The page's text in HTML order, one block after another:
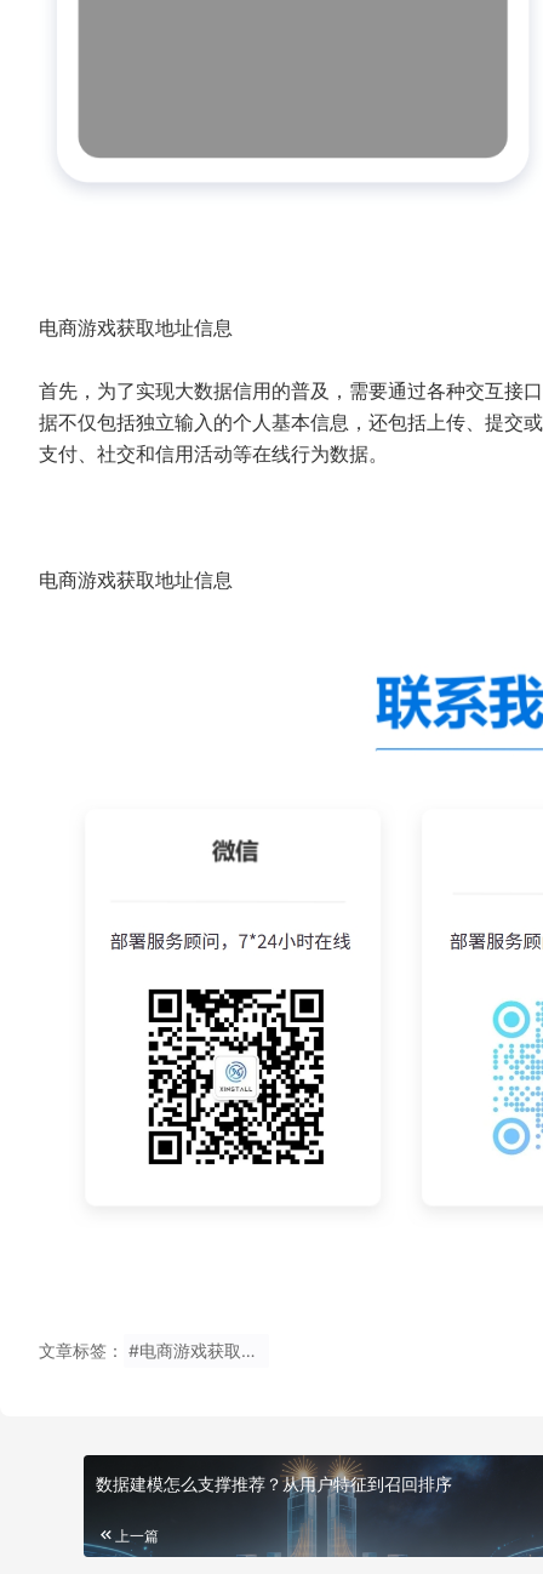
电商游戏获取地址信息
首先，为了实现大数据信用的普及，需要通过各种交互接
据不仅包括独立输入的个人基本信息，还包括上传、提交
支付、社交和信用活动等在线行为数据。
电商游戏获取地址信息
文章标签： #电商游戏获取地址信息
数据建模怎么支撑推荐？从用户特征到召回排序
上一篇